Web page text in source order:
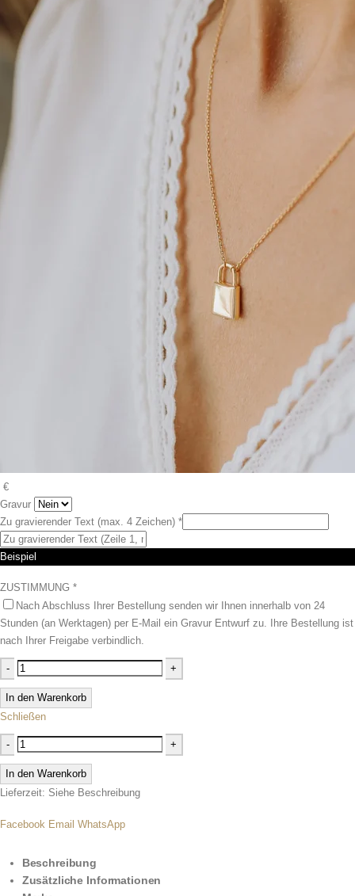
€
Gravur
Zu gravierender Text (max. 4 Zeichen) *
Beispiel
ZUSTIMMUNG *
Nach Abschluss Ihrer Bestellung senden wir Ihnen innerhalb von 24
Stunden (an Werktagen) per E-Mail ein Gravur Entwurf zu. Ihre Bestellung ist
nach Ihrer Freigabe verbindlich.
- +
In den Warenkorb
Schließen
- +
In den Warenkorb
Lieferzeit: Siehe Beschreibung
Facebook Email WhatsApp
Beschreibung
Zusätzliche Informationen